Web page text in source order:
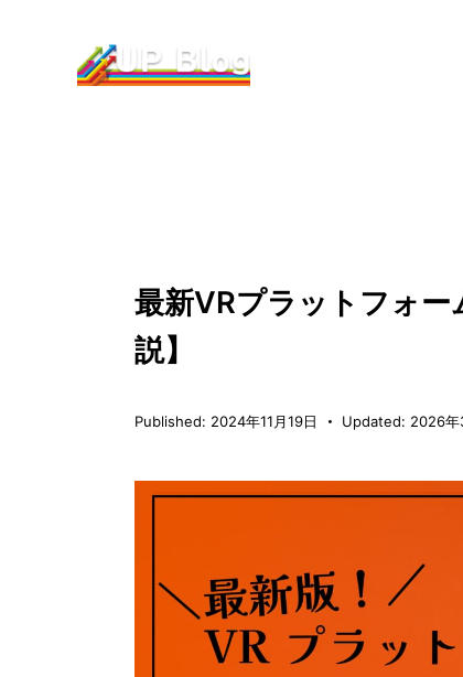
最新VRプラットフォー
説】
Published: 2024年11月19日 Updated: 2026年